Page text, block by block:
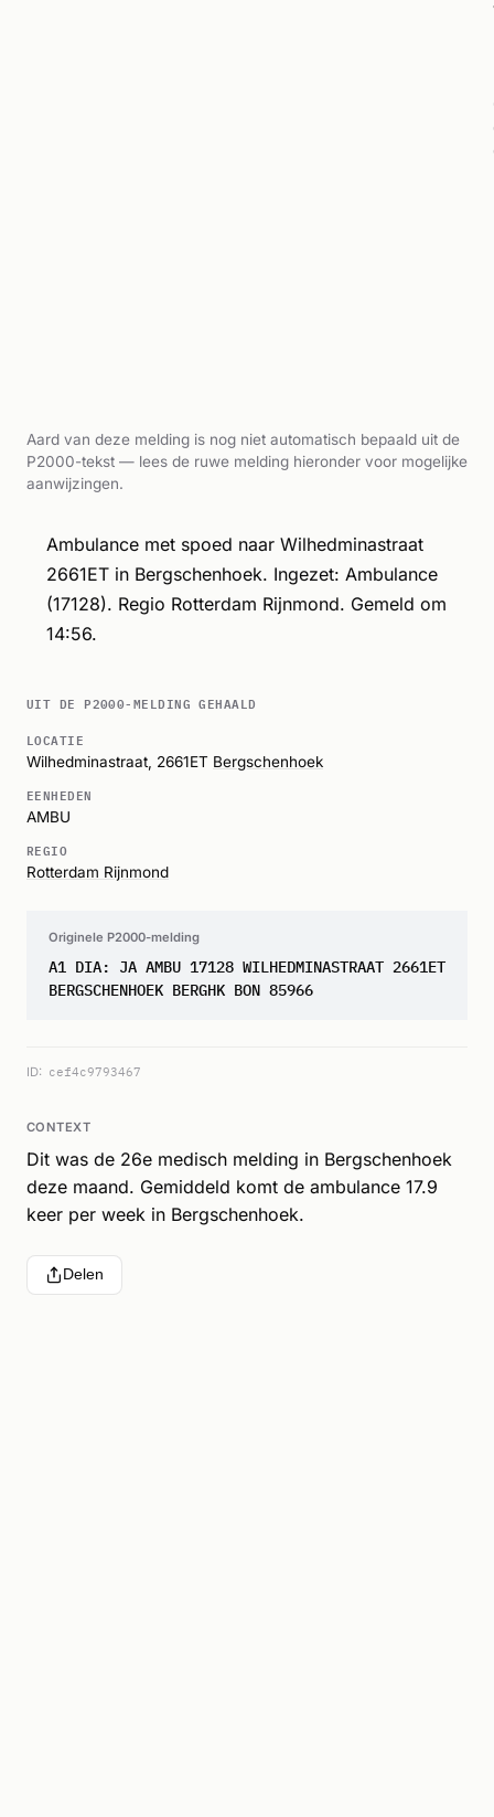
Aard van deze melding is nog niet automatisch bepaald uit de
P2000-tekst — lees de ruwe melding hieronder voor mogelijke
aanwijzingen.
Ambulance met spoed naar Wilhedminastraat
2661ET in Bergschenhoek. Ingezet: Ambulance
(17128). Regio Rotterdam Rijnmond. Gemeld om
14:56.
UIT DE P2000-MELDING GEHAALD
LOCATIE
Wilhedminastraat, 2661ET Bergschenhoek
EENHEDEN
AMBU
REGIO
Rotterdam Rijnmond
Originele P2000-melding
A1 DIA: JA AMBU 17128 WILHEDMINASTRAAT 2661ET
BERGSCHENHOEK BERGHK BON 85966
ID: cef4c9793467
CONTEXT
Dit was de 26e medisch melding in Bergschenhoek
deze maand. Gemiddeld komt de ambulance 17.9
keer per week in Bergschenhoek.
Delen